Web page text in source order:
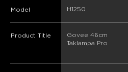
Model H1250
Product Title
Govee 46cm
Taklampa Pro